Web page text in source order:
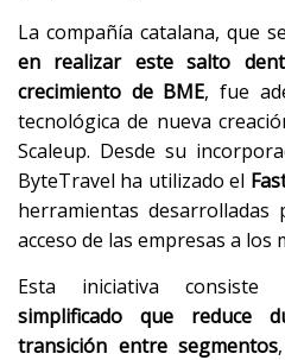
La compañía catalana, que
en realizar este salto
crecimiento de BME, fue
tecnológica de nueva
Scaleup. Desde su
ByteTravel ha utilizado el
herramientas
acceso de las empresas a los
Esta iniciativa
simplificado que reduce
transición entre segmentos